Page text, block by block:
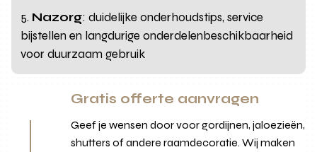
Nazorg: duidelijke onderhoudstips, service
bijstellen en langdurige onderdelenbeschikbaarheid
voor duurzaam gebruik
Gratis offerte aanvragen
Geef je wensen door voor gordijnen, jaloezieën,
shutters of andere raamdecoratie. Wij maken